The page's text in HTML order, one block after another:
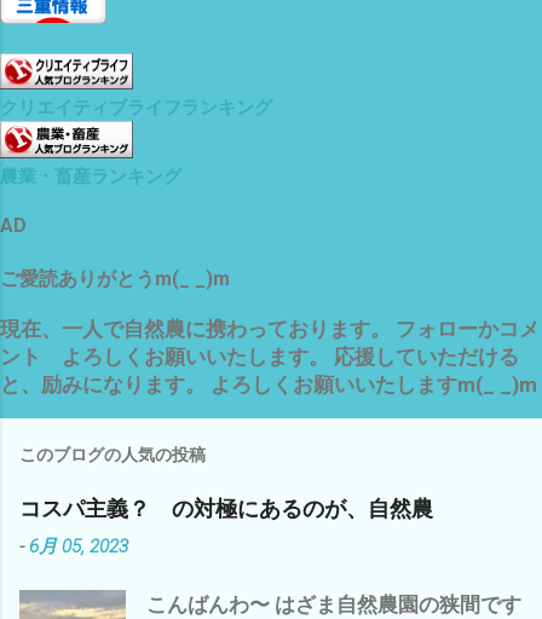
クリエイティブライフランキング
農業・畜産ランキング
AD
ご愛読ありがとうm(_ _)m
現在、一人で自然農に携わっております。 フォローかコメ
ント よろしくお願いいたします。 応援していただける
と、励みになります。 よろしくお願いいたしますm(_ _)m
このブログの人気の投稿
コスパ主義？ の対極にあるのが、自然農
-6月 05, 2023
こんばんわ〜 はざま自然農園の狭間です